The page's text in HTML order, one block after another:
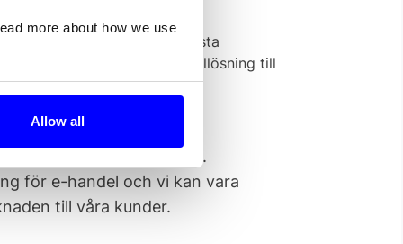
more about how we use
Allow all
att de alltid levererar de bästa
hela vägen från val av betallösning till
att erbjuda våra kunder.
för e-handel och vi kan vara
till våra kunder.